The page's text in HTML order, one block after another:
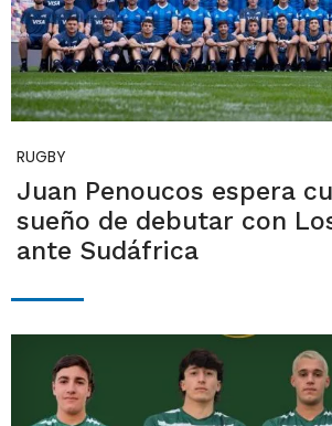
RUGBY
Juan Penoucos espera
sueño de debutar con
ante Sudáfrica